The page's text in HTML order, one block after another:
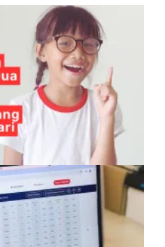
Dua atau Tiga
Semakin Dicari